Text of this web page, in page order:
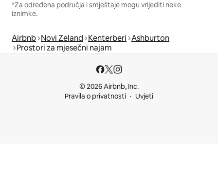
*Za određena područja i smještaje mogu vrijediti neke
iznimke.
Airbnb Novi Zeland Kenterberi Ashburton
Prostori za mjesečni najam
© 2026 Airbnb, Inc.
Pravila o privatnosti
Uvjeti